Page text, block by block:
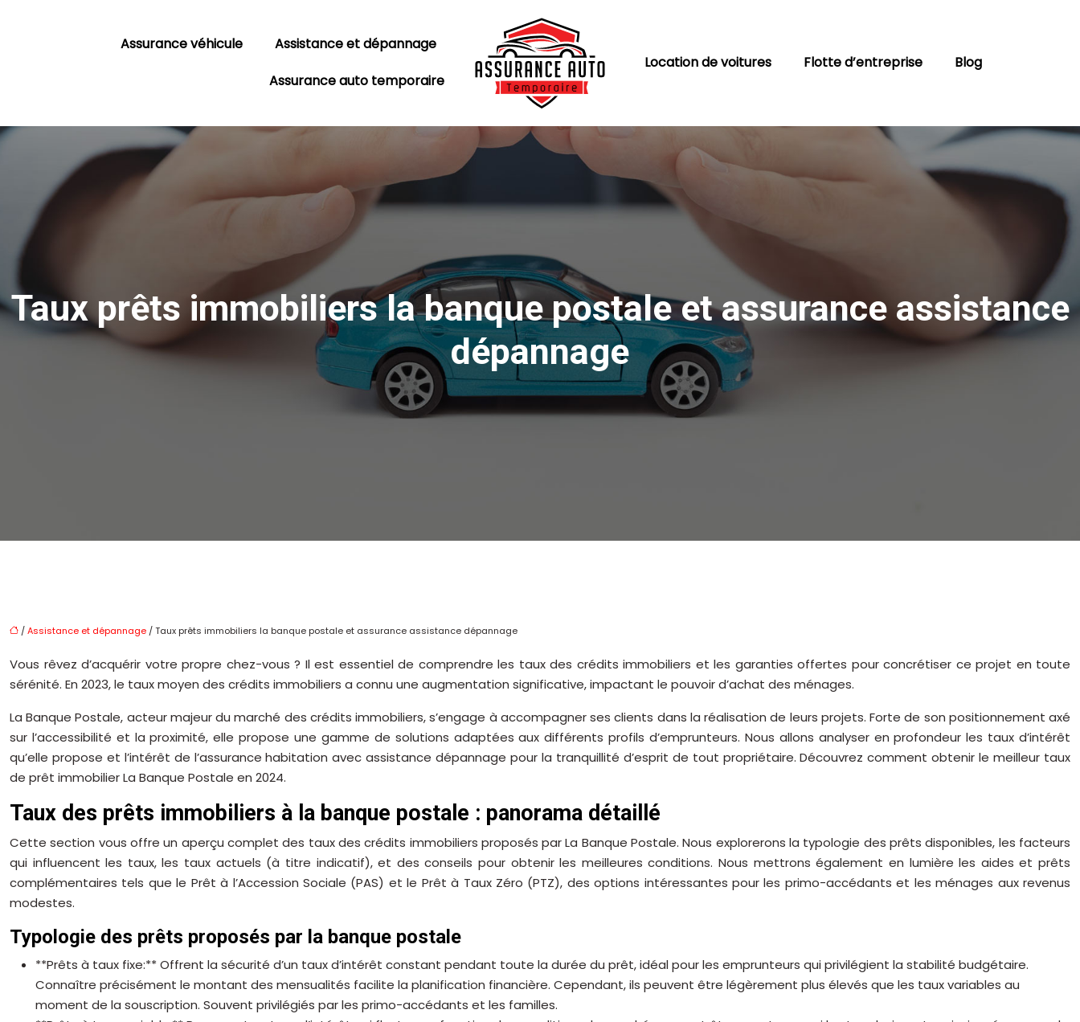
Assistance et dépannage
Assurance véhicule
Assurance auto temporaire
Location de voitures Flotte d’entreprise Blog
Taux prêts immobiliers la banque postale et assurance assistance
dépannage
/Assistance et dépannage / Taux prêts immobiliers la banque postale et assurance assistance dépannage
Vous rêvez d’acquérir votre propre chez-vous ? Il est essentiel de comprendre les taux des crédits immobiliers et les garanties offertes pour concrétiser ce projet en toute
sérénité. En 2023, le taux moyen des crédits immobiliers a connu une augmentation significative, impactant le pouvoir d’achat des ménages.
La Banque Postale, acteur majeur du marché des crédits immobiliers, s’engage à accompagner ses clients dans la réalisation de leurs projets. Forte de son positionnement axé
sur l’accessibilité et la proximité, elle propose une gamme de solutions adaptées aux différents profils d’emprunteurs. Nous allons analyser en profondeur les taux d’intérêt
qu’elle propose et l’intérêt de l’assurance habitation avec assistance dépannage pour la tranquillité d’esprit de tout propriétaire. Découvrez comment obtenir le meilleur taux
de prêt immobilier La Banque Postale en 2024.
Taux des prêts immobiliers à la banque postale : panorama détaillé
Cette section vous offre un aperçu complet des taux des crédits immobiliers proposés par La Banque Postale. Nous explorerons la typologie des prêts disponibles, les facteurs
qui influencent les taux, les taux actuels (à titre indicatif), et des conseils pour obtenir les meilleures conditions. Nous mettrons également en lumière les aides et prêts
complémentaires tels que le Prêt à l’Accession Sociale (PAS) et le Prêt à Taux Zéro (PTZ), des options intéressantes pour les primo-accédants et les ménages aux revenus
modestes.
Typologie des prêts proposés par la banque postale
**Prêts à taux fixe:** Offrent la sécurité d’un taux d’intérêt constant pendant toute la durée du prêt, idéal pour les emprunteurs qui privilégient la stabilité budgétaire.
Connaître précisément le montant des mensualités facilite la planification financière. Cependant, ils peuvent être légèrement plus élevés que les taux variables au
moment de la souscription. Souvent privilégiés par les primo-accédants et les familles.